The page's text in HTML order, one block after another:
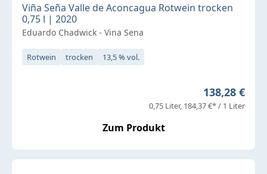
Viña Seña Valle de Aconcagua Rotwein trocken
0,75 l | 2020
Eduardo Chadwick - Vina Sena
Rotwein trocken 13,5 % vol.
Regulärer
138,28 €
0,75 Liter 184,37 €* / 1 Liter
Zum Produkt